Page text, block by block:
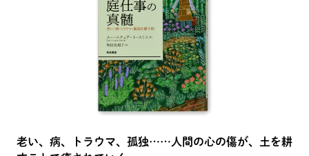
老い、病、トラウマ、孤独……人間の心の傷が、土を耕